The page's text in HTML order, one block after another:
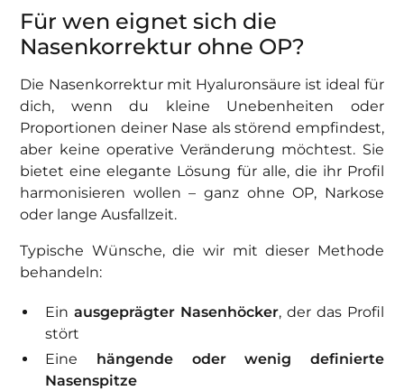
Für wen eignet sich die
Nasenkorrektur ohne OP?
Die Nasenkorrektur mit Hyaluronsäure ist ideal für
dich, wenn du kleine Unebenheiten oder
Proportionen deiner Nase als störend empfindest,
aber keine operative Veränderung möchtest. Sie
bietet eine elegante Lösung für alle, die ihr Profil
harmonisieren wollen – ganz ohne OP, Narkose
oder lange Ausfallzeit.
Typische Wünsche, die wir mit dieser Methode
behandeln:
Einausgeprägter Nasenhöcker, der das Profil
stört
Eine hängende oder wenig definierte
Nasenspitze